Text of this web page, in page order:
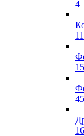
4
11
45
16